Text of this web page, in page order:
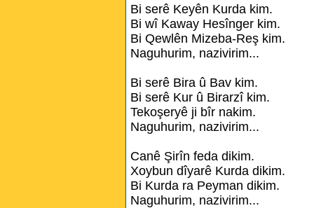
Bi serê Keyên Kurda kim.
Bi wî Kaway Hesînger kim.
Bi Qewlên Mizeba-Reş kim.
Naguhurim, nazivirim...
Bi serê Bira û Bav kim.
Bi serê Kur û Birarzî kim.
Tekoşeryê ji bîr nakim.
Naguhurim, nazivirim...
Canê Şirîn feda dikim.
Xoybun dîyarê Kurda dikim.
Bi Kurda ra Peyman dikim.
Naguhurim, nazivirim...